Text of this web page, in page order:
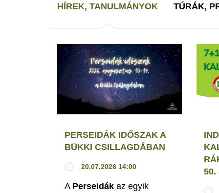
HÍREK, TANULMÁNYOK TÚRÁK,
PERSEIDÁK IDŐSZAK A
BÜKKI CSILLAGDÁBAN
20.07.2026 14:00
A Perseidák az egyik
50.